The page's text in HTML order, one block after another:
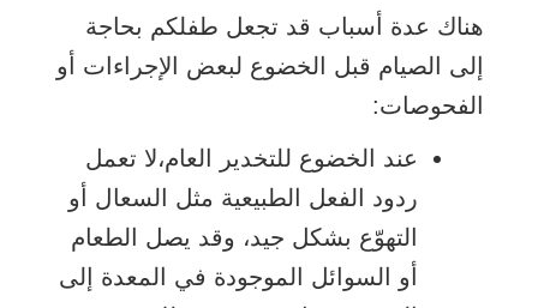
هناك عدة أسباب قد تجعل طفلكم بحاجة
إلى الصيام قبل الخضوع لبعض الإجراءات أو
الفحوصات:
عند الخضوع للتخدير العام،لا تعمل
ردود الفعل الطبيعية مثل السعال أو
التهوّع بشكل جيد، وقد يصل الطعام
أو السوائل الموجودة في المعدة إلى